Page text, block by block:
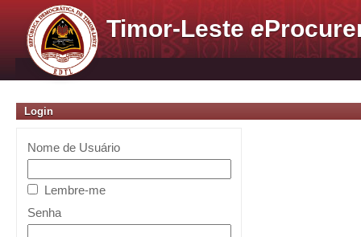
Timor-Lestee
Login
Nome de Usuário
Lembre-me
Senha